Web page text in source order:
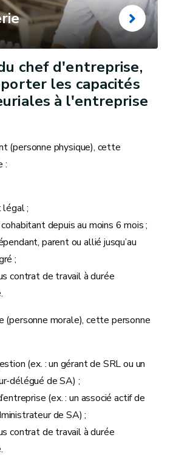
chef d'entreprise,
les capacités
à l'entreprise
(personne physique), cette
:
légal ;
depuis au moins 6 mois ;
parent ou allié jusqu’au
;
contrat de travail à durée
(personne morale), cette personne
(ex. : un gérant de SRL ou un
délégué de SA) ;
(ex. : un associé actif de
de SA) ;
contrat de travail à durée